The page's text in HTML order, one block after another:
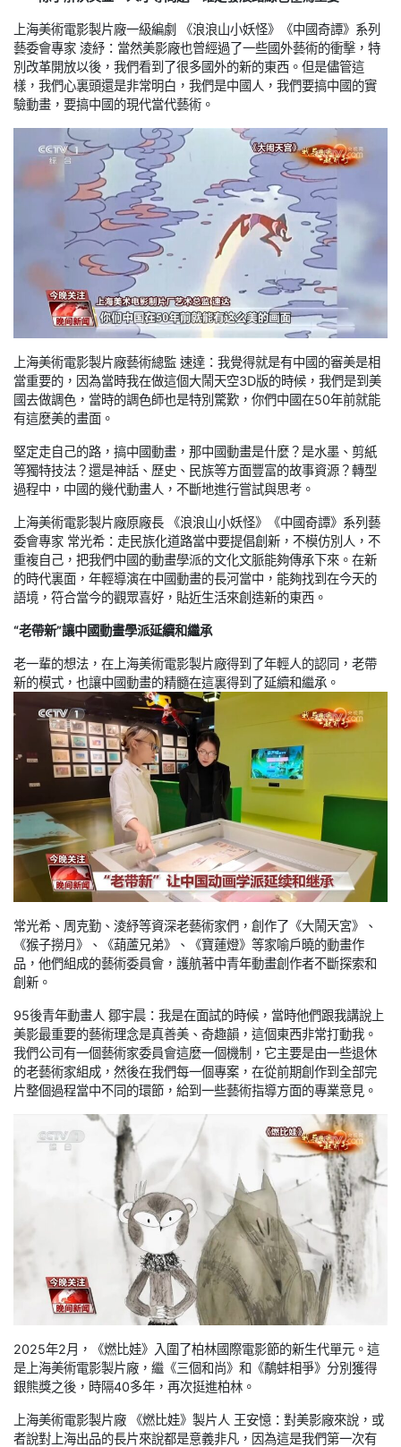
上海美術電影製片廠一級編劇 《浪浪山小妖怪》《中國奇譚》系列
藝委會專家 淩紓：當然美影廠也曾經過了一些國外藝術的衝擊，特
別改革開放以後，我們看到了很多國外的新的東西。但是儘管這
樣，我們心裏頭還是非常明白，我們是中國人，我們要搞中國的實
驗動畫，要搞中國的現代當代藝術。
上海美術電影製片廠藝術總監 速達：我覺得就是有中國的審美是相
當重要的，因為當時我在做這個大鬧天空3D版的時候，我們是到美
國去做調色，當時的調色師也是特別驚歎，你們中國在50年前就能
有這麼美的畫面。
堅定走自己的路，搞中國動畫，那中國動畫是什麼？是水墨、剪紙
等獨特技法？還是神話、歷史、民族等方面豐富的故事資源？轉型
過程中，中國的幾代動畫人，不斷地進行嘗試與思考。
上海美術電影製片廠原廠長 《浪浪山小妖怪》《中國奇譚》系列藝
委會專家 常光希：走民族化道路當中要提倡創新，不模仿別人，不
重複自己，把我們中國的動畫學派的文化文脈能夠傳承下來。在新
的時代裏面，年輕導演在中國動畫的長河當中，能夠找到在今天的
語境，符合當今的觀眾喜好，貼近生活來創造新的東西。
“老帶新”讓中國動畫學派延續和繼承
老一輩的想法，在上海美術電影製片廠得到了年輕人的認同，老帶
新的模式，也讓中國動畫的精髓在這裏得到了延續和繼承。
常光希、周克勤、淩紓等資深老藝術家們，創作了《大鬧天宮》、
《猴子撈月》、《葫蘆兄弟》、《寶蓮燈》等家喻戶曉的動畫作
品，他們組成的藝術委員會，護航著中青年動畫創作者不斷探索和
創新。
95後青年動畫人 鄒宇晨：我是在面試的時候，當時他們跟我講說上
美影最重要的藝術理念是真善美、奇趣韻，這個東西非常打動我。
我們公司有一個藝術家委員會這麼一個機制，它主要是由一些退休
的老藝術家組成，然後在我們每一個專案，在從前期創作到全部完
片整個過程當中不同的環節，給到一些藝術指導方面的專業意見。
2025年2月，《燃比娃》入圍了柏林國際電影節的新生代單元。這
是上海美術電影製片廠，繼《三個和尚》和《鷸蚌相爭》分別獲得
銀熊獎之後，時隔40多年，再次挺進柏林。
上海美術電影製片廠 《燃比娃》製片人 王安憶：對美影廠來說，或
者說對上海出品的長片來說都是意義非凡，因為這是我們第一次有